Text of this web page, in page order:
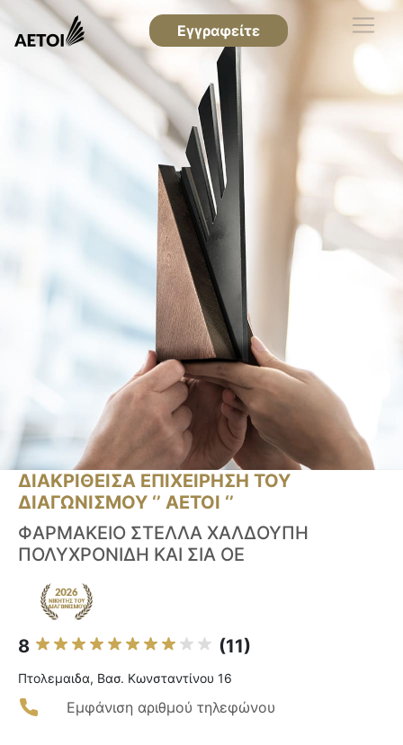
Εγγραφείτε
ΔΙΑΚΡΙΘΕΙΣΑ ΕΠΙΧΕΙΡΗΣΗ ΤΟΥ
ΔΙΑΓΩΝΙΣΜΟΥ ‘’ ΑΕΤΟΙ ‘’
ΦΑΡΜΑΚΕΙΟ ΣΤΕΛΛΑ ΧΑΛΔΟΥΠΗ
ΠΟΛΥΧΡΟΝΙΔΗ ΚΑΙ ΣΙΑ ΟΕ
8 (11)
Πτολεμαιδα, Βασ. Κωνσταντίνου 16
Εμφάνιση αριθμού τηλεφώνου